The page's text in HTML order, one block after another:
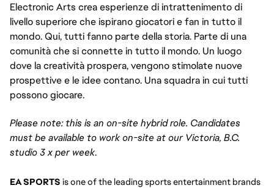
Electronic Arts crea esperienze di intrattenimento di
livello superiore che ispirano giocatori e fan in tutto il
mondo. Qui, tutti fanno parte della storia. Parte di una
comunità che si connette in tutto il mondo. Un luogo
dove la creatività prospera, vengono stimolate nuove
prospettive e le idee contano. Una squadra in cui tutti
possono giocare.
Please note: this is an on-site hybrid role. Candidates
must be available to work on-site at our Victoria, B.C.
studio 3 x per week.
EA SPORTS is one of the leading sports entertainment brands